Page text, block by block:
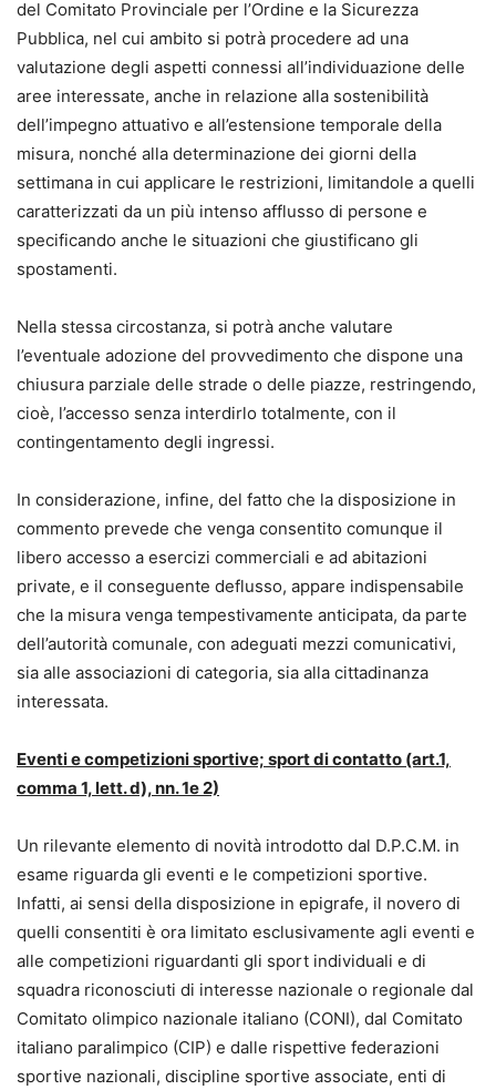
del Comitato Provinciale per l’Ordine e la Sicurezza
Pubblica, nel cui ambito si potrà procedere ad una
valutazione degli aspetti connessi all’individuazione delle
aree interessate, anche in relazione alla sostenibilità
dell’impegno attuativo e all’estensione temporale della
misura, nonché alla determinazione dei giorni della
settimana in cui applicare le restrizioni, limitandole a quelli
caratterizzati da un più intenso afflusso di persone e
specificando anche le situazioni che giustificano gli
spostamenti.
Nella stessa circostanza, si potrà anche valutare
l’eventuale adozione del provvedimento che dispone una
chiusura parziale delle strade o delle piazze, restringendo,
cioè, l’accesso senza interdirlo totalmente, con il
contingentamento degli ingressi.
In considerazione, infine, del fatto che la disposizione in
commento prevede che venga consentito comunque il
libero accesso a esercizi commerciali e ad abitazioni
private, e il conseguente deflusso, appare indispensabile
che la misura venga tempestivamente anticipata, da parte
dell’autorità comunale, con adeguati mezzi comunicativi,
sia alle associazioni di categoria, sia alla cittadinanza
interessata.
Eventi e competizioni sportive; sport di contatto (art.1,
comma 1, lett. d), nn. 1e 2)
Un rilevante elemento di novità introdotto dal D.P.C.M. in
esame riguarda gli eventi e le competizioni sportive.
Infatti, ai sensi della disposizione in epigrafe, il novero di
quelli consentiti è ora limitato esclusivamente agli eventi e
alle competizioni riguardanti gli sport individuali e di
squadra riconosciuti di interesse nazionale o regionale dal
Comitato olimpico nazionale italiano (CONI), dal Comitato
italiano paralimpico (CIP) e dalle rispettive federazioni
sportive nazionali, discipline sportive associate, enti di